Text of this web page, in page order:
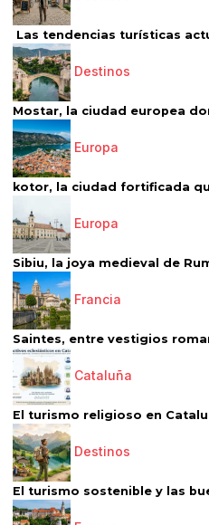
Las tendencias turísticas
Destinos
Mostar, la ciudad europea
Europa
kotor, la ciudad fortificada
Europa
Sibiu, la joya medieval de
Francia
Saintes, entre vestigios
Cataluña
El turismo religioso en
Destinos
El turismo sostenible y las